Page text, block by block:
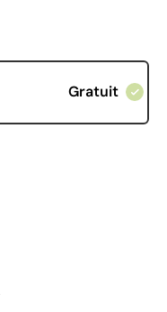
Gratuit